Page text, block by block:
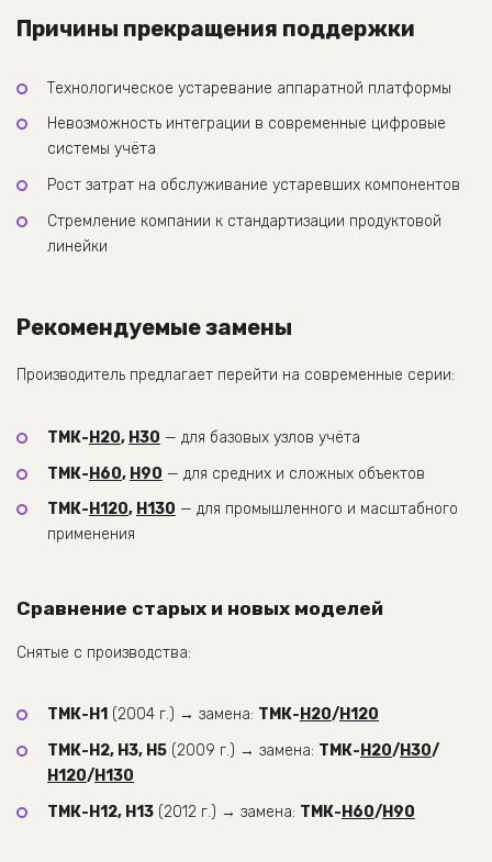
Причины прекращения поддержки
Технологическое устаревание аппаратной платформы
Невозможность интеграции в современные цифровые
системы учёта
Рост затрат на обслуживание устаревших компонентов
Стремление компании к стандартизации продуктовой
линейки
Рекомендуемые замены
Производитель предлагает перейти на современные серии:
ТМК- Н20, Н30 — для базовых узлов учёта
ТМК- Н60, Н90 — для средних и сложных объектов
ТМК- Н120, Н130 — для промышленного и масштабного
применения
Сравнение старых и новых моделей
Снятые с производства:
ТМК-Н1 (2004 г.) → замена: ТМК- Н20/Н120
ТМК-Н2, Н3, Н5 (2009 г.) → замена: ТМК- Н20/Н30/
Н120/Н130
ТМК-Н12, Н13 (2012 г.) → замена: ТМК- Н60/Н90